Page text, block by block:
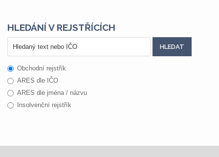
HLEDÁNÍ V REJSTŘÍCÍCH
Obchodní rejstřík
ARES dle IČO
ARES dle jména / názvu
Insolvenční rejstřík